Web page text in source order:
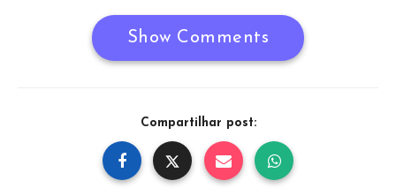
Show Comments
Compartilhar post: